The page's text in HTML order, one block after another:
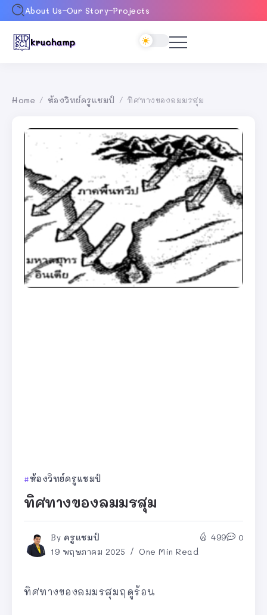
About Us Our Story Projects
Home / ห้องวิทย์ครูแชมป์ / ทิศทางของลมมรสุม
ห้องวิทย์ครูแชมป์
ทิศทางของลมมรสุม
By ครูแชมป์
19 พฤษภาคม 2025
One Min Read
499 0
ทิศทางของลมมรสุมฤดูร้อน